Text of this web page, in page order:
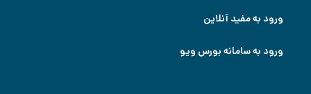
ورود به مفید آنلاین
ورود به سامانه بورس ویو